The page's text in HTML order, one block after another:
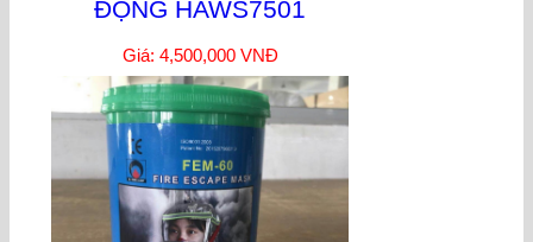
ĐỘNG HAWS7501
Giá: 4,500,000 VNĐ